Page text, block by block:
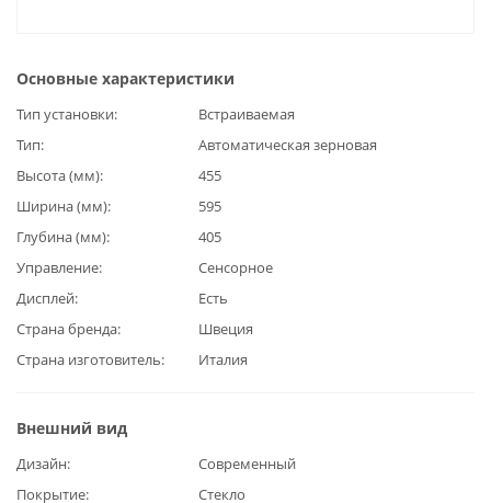
Основные характеристики
Тип установки
Встраиваемая
Тип
Автоматическая зерновая
Высота (мм)
455
Ширина (мм)
595
Глубина (мм)
405
Управление
Сенсорное
Дисплей
Есть
Страна бренда
Швеция
Страна изготовитель
Италия
Внешний вид
Дизайн
Современный
Покрытие
Стекло